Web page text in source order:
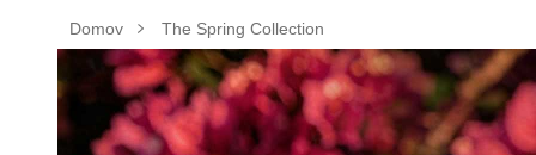
Domov The Spring Collection